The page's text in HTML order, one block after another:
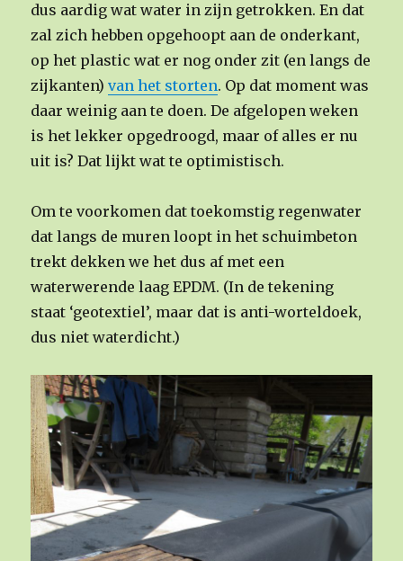
dus aardig wat water in zijn getrokken. En dat
zal zich hebben opgehoopt aan de onderkant,
op het plastic wat er nog onder zit (en langs de
zijkanten)van het storten. Op dat moment was
daar weinig aan te doen. De afgelopen weken
is het lekker opgedroogd, maar of alles er nu
uit is? Dat lijkt wat te optimistisch.
Om te voorkomen dat toekomstig regenwater
dat langs de muren loopt in het schuimbeton
trekt dekken we het dus af met een
waterwerende laag EPDM. (In de tekening
staat ‘geotextiel’, maar dat is anti-worteldoek,
dus niet waterdicht.)